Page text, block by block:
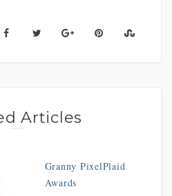
Articles
Granny PixelPlaid
Awards